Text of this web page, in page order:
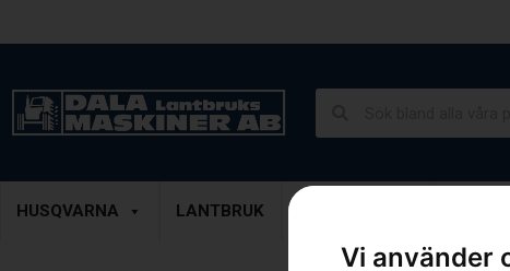
Vi använder
HUSQVARNA LANTBRUK